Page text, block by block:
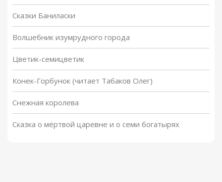
Сказки Баниласки
Волшебник изумрудного города
Цветик-семицветик
Конек-Горбунок (читает Табаков Олег)
Снежная королева
Сказка о мёртвой царевне и о семи богатырях